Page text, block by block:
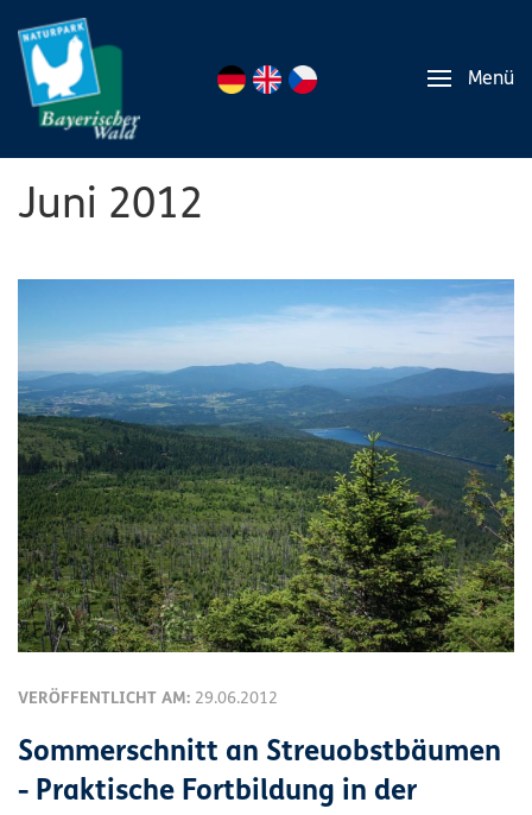
Menü
Juni 2012
VERÖFFENTLICHT AM: 29.06.2012
Sommerschnitt an Streuobstbäumen
- Praktische Fortbildung in der